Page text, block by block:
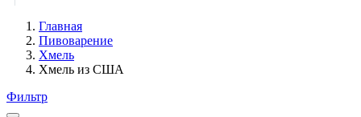
Главная
Пивоварение
Хмель
Хмель из США
Фильтр